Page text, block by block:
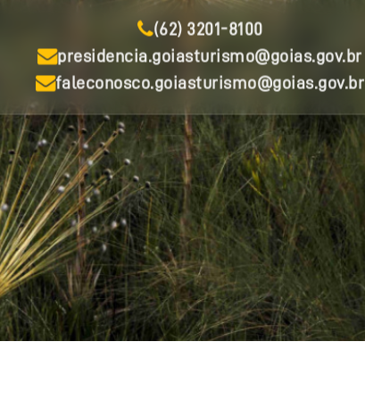
(62) 3201-8100
presidencia.goiasturismo@goias.gov.br
faleconosco.goiasturismo@goias.gov.br